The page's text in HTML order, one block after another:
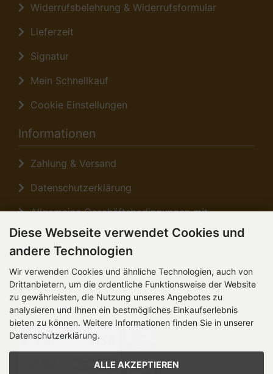
Widerrufsbelehrung & Widerrufsformular
Lieferzeit
Signatur
Mein Schnellkauf
Cookie Einstellungen
Informationen
Zahlung & Versand
Datenschutzerklärung
Allgemeine Geschäftsbedingungen mit
Kundeninformationen
Sitemap
Anfahrt
Zahlungsmethoden
Diese Webseite verwendet Cookies und
andere Technologien
Wir verwenden Cookies und ähnliche Technologien, auch von
Drittanbietern, um die ordentliche Funktionsweise der Website
zu gewährleisten, die Nutzung unseres Angebotes zu
analysieren und Ihnen ein bestmögliches Einkaufserlebnis
bieten zu können. Weitere Informationen finden Sie in unserer
Datenschutzerklärung.
ALLE AKZEPTIEREN